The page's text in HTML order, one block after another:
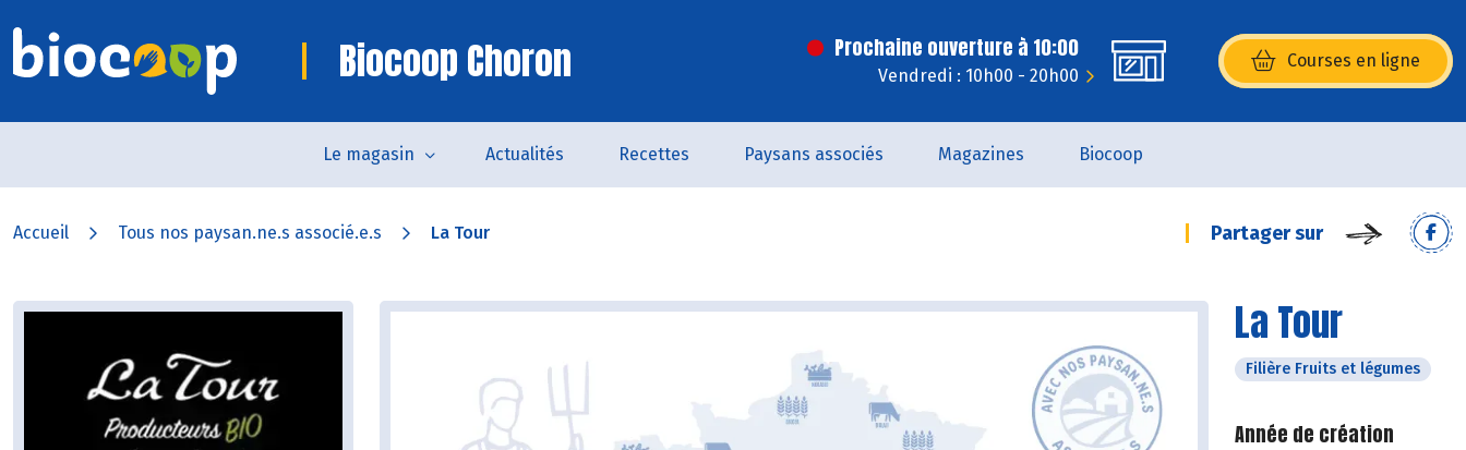
Biocoop Choron Prochaine ouverture à 10:00
Vendredi : 10h00 - 20h00
Courses en ligne
(s’ouvre dans une nouvelle
Le magasin Actualités Recettes Paysans associés Magazines Biocoop
Accueil Tous nos paysan.ne.s associé.e.s La Tour Partager sur
La Tour
Filière Fruits et légumes
Année de création